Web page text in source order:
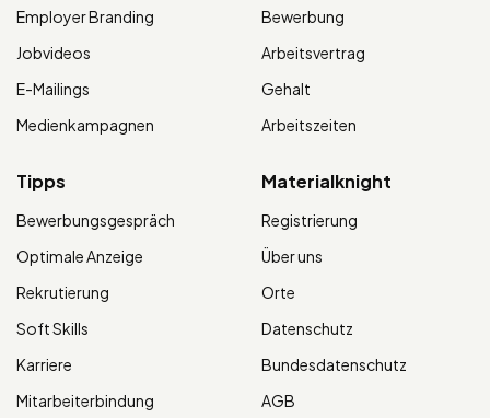
Employer Branding
Jobvideos
E-Mailings
Medienkampagnen
Bewerbung
Arbeitsvertrag
Gehalt
Arbeitszeiten
Tipps
Bewerbungsgespräch
Optimale Anzeige
Rekrutierung
Soft Skills
Karriere
Mitarbeiterbindung
Materialknight
Registrierung
Über uns
Orte
Datenschutz
Bundesdatenschutz
AGB